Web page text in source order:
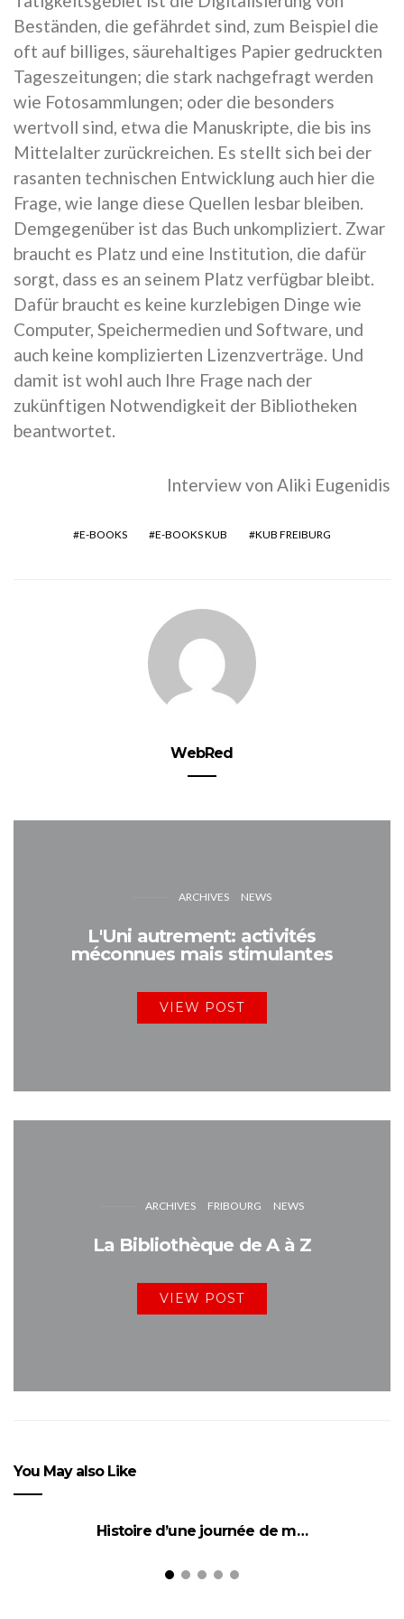
Beständen, die gefährdet sind, zum Beispiel die
oft auf billiges, säurehaltiges Papier gedruckten
Tageszeitungen; die stark nachgefragt werden
wie Fotosammlungen; oder die besonders
wertvoll sind, etwa die Manuskripte, die bis ins
Mittelalter zurückreichen. Es stellt sich bei der
rasanten technischen Entwicklung auch hier die
Frage, wie lange diese Quellen lesbar bleiben.
Demgegenüber ist das Buch unkompliziert. Zwar
braucht es Platz und eine Institution, die dafür
sorgt, dass es an seinem Platz verfügbar bleibt.
Dafür braucht es keine kurzlebigen Dinge wie
Computer, Speichermedien und Software, und
auch keine komplizierten Lizenzverträge. Und
damit ist wohl auch Ihre Frage nach der
zukünftigen Notwendigkeit der Bibliotheken
beantwortet.
Interview von Aliki Eugenidis
E-BOOKS E-BOOKS KUB KUB FREIBURG
WebRed
ARCHIVES NEWS
L'Uni autrement: activités
méconnues mais stimulantes
VIEW POST
ARCHIVES FRIBOURG NEWS
La Bibliothèque de A à Z
VIEW POST
You May also Like
Histoire d’une journée de m…